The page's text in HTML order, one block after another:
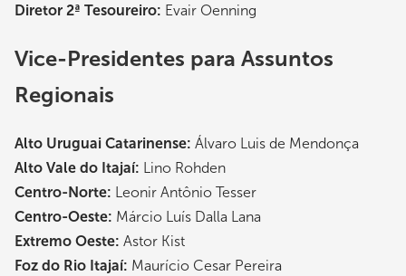
Diretor 2ª Tesoureiro: Evair Oenning
Vice-Presidentes para Assuntos
Regionais
Alto Uruguai Catarinense: Álvaro Luis de Mendonça
Alto Vale do Itajaí: Lino Rohden
Centro-Norte: Leonir Antônio Tesser
Centro-Oeste: Márcio Luís Dalla Lana
Extremo Oeste: Astor Kist
Foz do Rio Itajaí: Maurício Cesar Pereira